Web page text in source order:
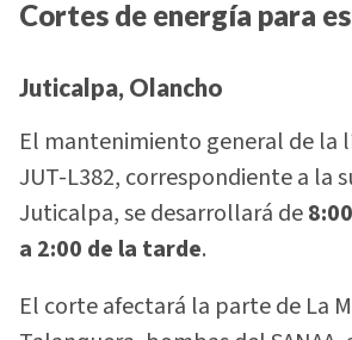
Cortes de energía para
Juticalpa, Olancho
El mantenimiento general de la
JUT-L382, correspondiente a la
Juticalpa, se desarrollará de
a 2:00 de la tarde.
El corte afectará la parte de La